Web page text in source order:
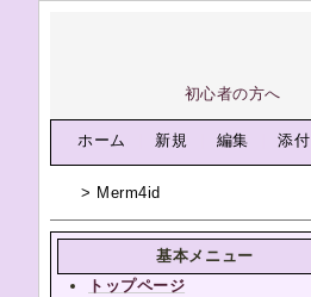
初心者の方へ
ホーム 新規 編集 添付
> Merm4id
基本メニュー
トップページ